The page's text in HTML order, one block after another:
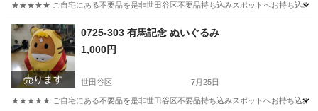
★★★★★ ご自宅にある不要品を是非世田谷区不要品持ち込みスポットへお持ち込みし
東京 世田谷区 インテリア雑貨/小物 スポット
売ります
0725-303 有馬記念 ぬいぐるみ
1,000円
世田谷区 7月25日
★★★★★ ご自宅にある不要品を是非世田谷区不要品持ち込みスポットへお持ち込みし